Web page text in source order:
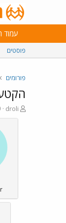
עמוד
פוסטים
פורומים
פ
ו
droli